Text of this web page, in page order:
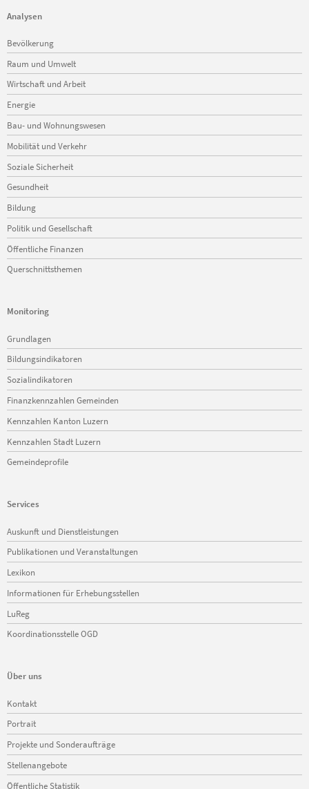
Analysen
Navigation
überspringen
Bevölkerung
Raum und Umwelt
Wirtschaft und Arbeit
Energie
Bau- und Wohnungswesen
Mobilität und Verkehr
Soziale Sicherheit
Gesundheit
Bildung
Politik und Gesellschaft
Öffentliche Finanzen
Querschnittsthemen
Monitoring
Navigation
überspringen
Grundlagen
Bildungsindikatoren
Sozialindikatoren
Finanzkennzahlen Gemeinden
Kennzahlen Kanton Luzern
Kennzahlen Stadt Luzern
Gemeindeprofile
Services
überspringen
Auskunft und Dienstleistungen
Publikationen und Veranstaltungen
Lexikon
Informationen für Erhebungsstellen
LuReg
Koordinationsstelle OGD
Über uns
Navigation
überspringen
Kontakt
Portrait
Projekte und Sonderaufträge
Stellenangebote
Öffentliche Statistik